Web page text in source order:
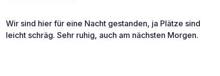
Wir sind hier für eine Nacht gestanden, ja Plätze sind
leicht schräg. Sehr ruhig, auch am nächsten Morgen.